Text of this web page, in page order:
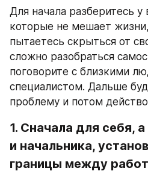
Для начала разберитесь у
которые не мешает
пытаетесь скрыться от
сложно разобраться
поговорите с близкими
специалистом. Дальше
проблему и потом
1. Сначала для себя,
и начальника,
границы между